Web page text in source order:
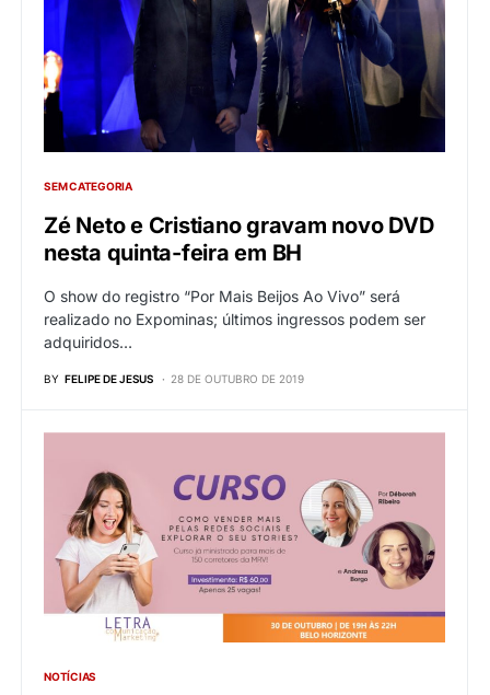
SEM CATEGORIA
Zé Neto e Cristiano gravam novo DVD
nesta quinta-feira em BH
O show do registro “Por Mais Beijos Ao Vivo” será
realizado no Expominas; últimos ingressos podem ser
adquiridos…
BY FELIPE DE JESUS 28 DE OUTUBRO DE 2019
NOTÍCIAS